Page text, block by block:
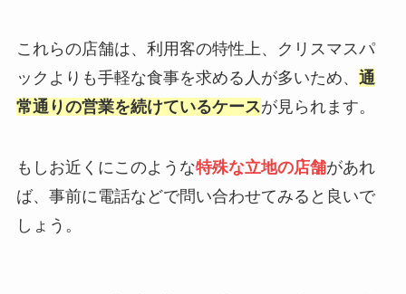
これらの店舗は、利用客の特性上、クリスマスパ
ックよりも手軽な食事を求める人が多いため、 通
常通りの営業を続けているケースが見られます。
もしお近くにこのような特殊な立地の店舗があれ
ば、事前に電話などで問い合わせてみると良いで
しょう。